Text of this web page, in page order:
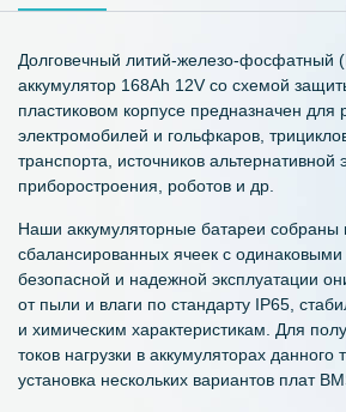
Долговечный литий-железо-фосфатный
аккумулятор 168Ah 12V со схемой
пластиковом корпусе предназначен для
электромобилей и гольфкаров,
транспорта, источников альтернативной
приборостроения, роботов и др.
Наши аккумуляторные батареи собраны
сбалансированных ячеек с
безопасной и надежной эксплуатации
от пыли и влаги по стандарту IP65,
и химическим характеристикам. Для
токов нагрузки в аккумуляторах
установка нескольких вариантов плат